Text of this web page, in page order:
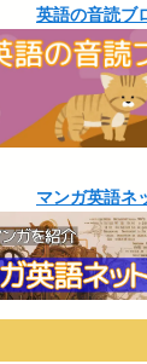
英語の音読ブ
マンガ英語ネ